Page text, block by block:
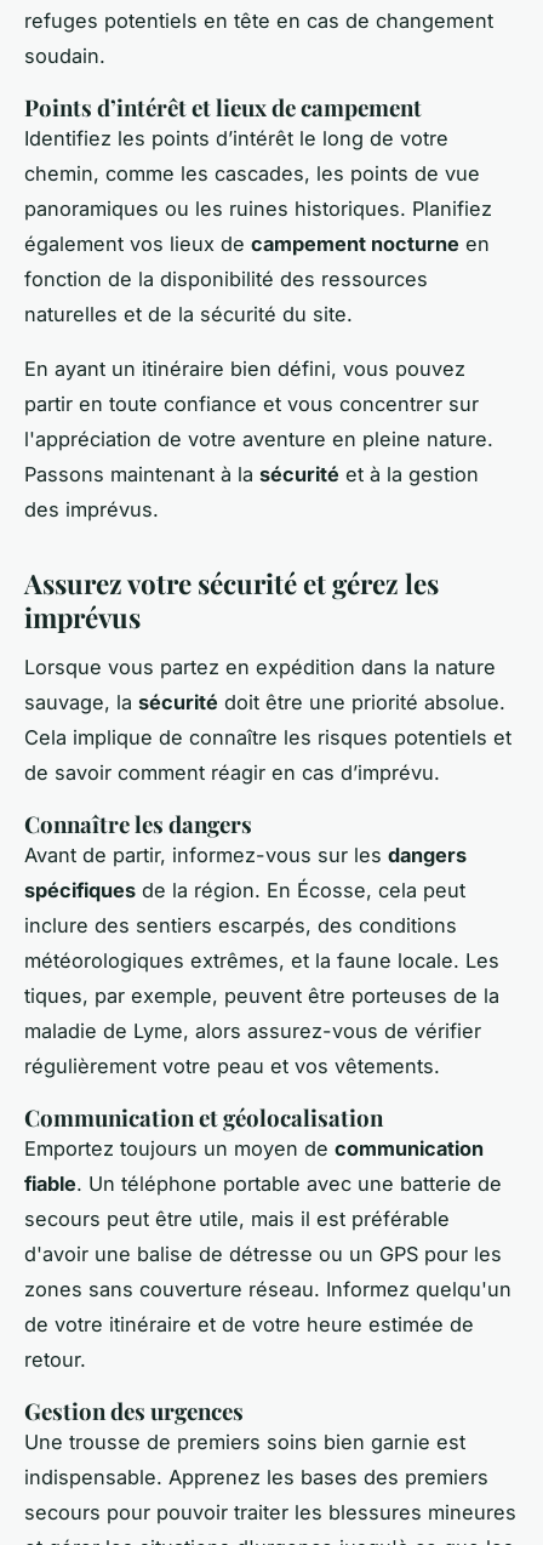
refuges potentiels en tête en cas de changement
soudain.
Points d’intérêt et lieux de campement
Identifiez les points d’intérêt le long de votre
chemin, comme les cascades, les points de vue
panoramiques ou les ruines historiques. Planifiez
également vos lieux de campement nocturne en
fonction de la disponibilité des ressources
naturelles et de la sécurité du site.
En ayant un itinéraire bien défini, vous pouvez
partir en toute confiance et vous concentrer sur
l'appréciation de votre aventure en pleine nature.
Passons maintenant à la sécurité et à la gestion
des imprévus.
Assurez votre sécurité et gérez les
imprévus
Lorsque vous partez en expédition dans la nature
sauvage, la sécurité doit être une priorité absolue.
Cela implique de connaître les risques potentiels et
de savoir comment réagir en cas d’imprévu.
Connaître les dangers
Avant de partir, informez-vous sur les dangers
spécifiques de la région. En Écosse, cela peut
inclure des sentiers escarpés, des conditions
météorologiques extrêmes, et la faune locale. Les
tiques, par exemple, peuvent être porteuses de la
maladie de Lyme, alors assurez-vous de vérifier
régulièrement votre peau et vos vêtements.
Communication et géolocalisation
Emportez toujours un moyen de communication
fiable. Un téléphone portable avec une batterie de
secours peut être utile, mais il est préférable
d'avoir une balise de détresse ou un GPS pour les
zones sans couverture réseau. Informez quelqu'un
de votre itinéraire et de votre heure estimée de
retour.
Gestion des urgences
Une trousse de premiers soins bien garnie est
indispensable. Apprenez les bases des premiers
secours pour pouvoir traiter les blessures mineures